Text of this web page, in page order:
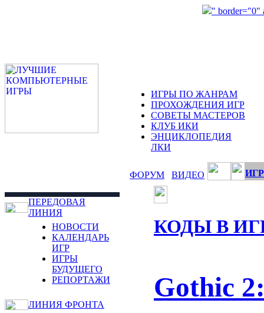
" border="0"
ИГРЫ ПО ЖАНРАМ
ПРОХОЖДЕНИЯ ИГР
СОВЕТЫ МАСТЕРОВ
КЛУБ ИКИ
ЭНЦИКЛОПЕДИЯ
ЛКИ
ФОРУМ ВИДЕО
ПЕРЕДОВАЯ
ЛИНИЯ
НОВОСТИ
КАЛЕНДАРЬ
ИГР
ИГРЫ
БУДУЩЕГО
РЕПОРТАЖИ
ЛИНИЯ ФРОНТА
КОДЫ В
Gothic